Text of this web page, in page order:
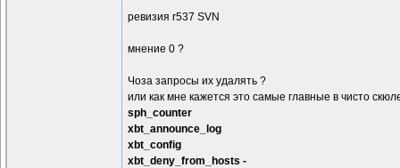
ревизия r537 SVN
мнение 0 ?
Чоза запросы их удалять ?
или как мне кажется это самые главные в чисто
sph_counter
xbt_announce_log
xbt_config
xbt_deny_from_hosts -